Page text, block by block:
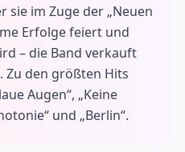
sie im Zuge der „Neuen
Erfolge feiert und
– die Band verkauft
Zu den größten Hits
Augen“, „Keine
und „Berlin“.